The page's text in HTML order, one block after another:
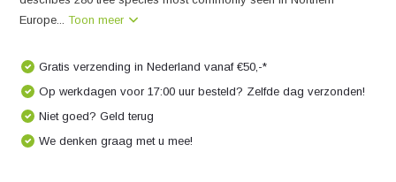
Europe...Toon meer
Gratis verzending in Nederland vanaf €50,-*
Op werkdagen voor 17:00 uur besteld? Zelfde dag verzonden!
Niet goed? Geld terug
We denken graag met u mee!